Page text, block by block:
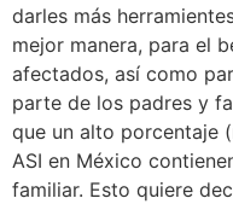
darles más
mejor manera, para el
afectados, así como
parte de los padres y
que un alto porcentaje
ASI en México
familiar. Esto quiere